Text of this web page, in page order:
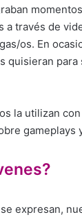
través de
os. En
la utilizan
gameplays
expresan,